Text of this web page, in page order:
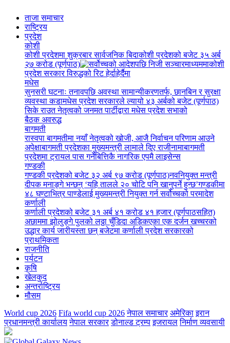
ताजा समाचार
राष्ट्रिय
प्रदेश
कोशी
कोशी प्रदेशमा शुक्रबार सार्वजनिक बिदाकोशी प्रदेशको बजेट ३५ अर्ब
२७ करोड (पूर्णपाठ)
कोशी
प्रदेश सरकार विरुद्धको रिट हेर्दाहेर्दैमा
मधेस
सुनसरी घटनाः तनावपछि अवस्था सामान्यीकरणतर्फ, छानबिन र सुरक्षा
व्यवस्था कडामधेस प्रदेश सरकारले ल्यायो ४३ अर्बको बजेट (पूर्णपाठ)
सिके राउत नेतृत्वको जनमत पार्टीद्वारा मधेस प्रदेश सभाको
बैठक अवरुद्ध
बागमती
रास्वपा बागमतीमा नयाँ नेतृत्वको खोजी, आजै निर्वाचन परिणाम आउने
अपेक्षाबागमती प्रदेशका मुख्यमन्त्री लामाले दिए राजीनामाबागमती
प्रदेशमा ट्रायल पास गर्नेबित्तिकै नागरिक एपमै लाइसेन्स
गण्डकी
गण्डकी प्रदेशको बजेट ३२ अर्ब ९७ करोड (पूर्णपाठ)नवनियुक्त मन्त्री
दीपक मनाङ्गे भन्छन् ‘यहि तालले २० चोटि पनि खानुपर्ने हुन्छ’गण्डकीमा
४८ घण्टाभित्र पाण्डेलाई मुख्यमन्त्री नियुक्त गर्न सर्वोच्चको परमादेश
कर्णाली
कर्णाली प्रदेशको बजेट ३१ अर्ब ४१ करोड ४१ हजार (पूर्णपाठसहित)
अछाममा झोलुङ्गे पुलको लठ्ठा चुँडिदा अड्किएका एक दर्जन खच्चरको
उद्धार कार्य जारीयस्ता छन् बजेटमा कर्णाली प्रदेश सरकारको
प्राथमिकता
राजनीति
पर्यटन
कृषि
खेलकुद
अन्तर्राष्ट्रिय
मौसम
World cup 2026 Fifa world cup 2026 नेपाल समाचार अमेरिका इरान
प्रधानमन्त्री कार्यालय नेपाल सरकार डोनाल्ड ट्रम्प इजरायल निर्माण व्यवसायी